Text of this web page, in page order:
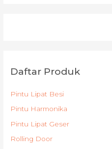
Daftar Produk
Pintu Lipat Besi
Pintu Harmonika
Pintu Lipat Geser
Rolling Door